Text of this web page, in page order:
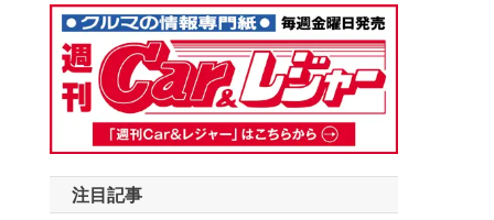
注目記事